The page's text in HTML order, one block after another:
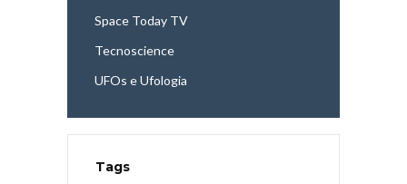
Space Today TV
Tecnoscience
UFOs e Ufologia
Tags